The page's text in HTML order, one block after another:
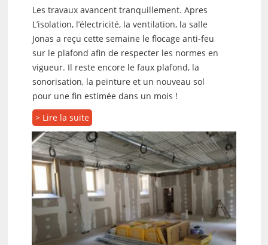
Les travaux avancent tranquillement. Apres
L’isolation, l’électricité, la ventilation, la salle
Jonas a reçu cette semaine le flocage anti-feu
sur le plafond afin de respecter les normes en
vigueur. Il reste encore le faux plafond, la
sonorisation, la peinture et un nouveau sol
pour une fin estimée dans un mois !
> Lire la suite